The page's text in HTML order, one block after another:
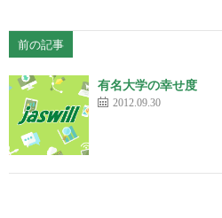
前の記事
有名大学の幸せ度
2012.09.30